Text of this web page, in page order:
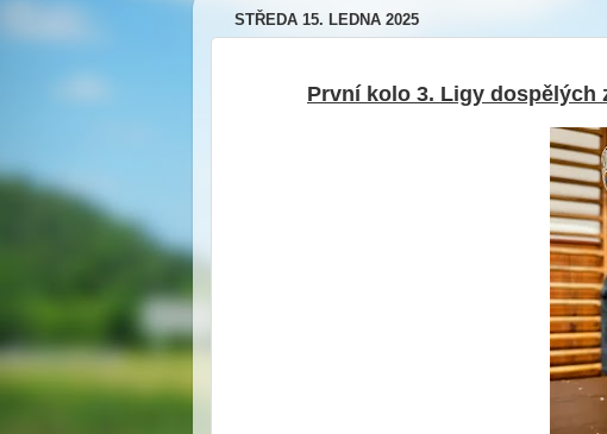
STŘEDA 15. LEDNA 2025
První kolo 3. Ligy dospělých